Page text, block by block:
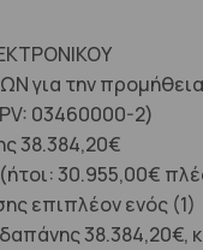
για την προμήθεια
03460000-2)
38.384,20€
30.955,00€
επιπλέον ενός (1)
38.384,20€,